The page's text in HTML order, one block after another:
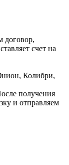
договор,
счет на
Колибри,
получения
и отправляем